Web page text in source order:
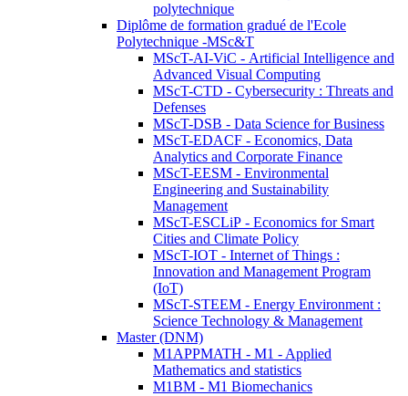
polytechnique
Diplôme de formation gradué de l'Ecole
Polytechnique -MSc&T
MScT-AI-ViC - Artificial Intelligence and
Advanced Visual Computing
MScT-CTD - Cybersecurity : Threats and
Defenses
MScT-DSB - Data Science for Business
MScT-EDACF - Economics, Data
Analytics and Corporate Finance
MScT-EESM - Environmental
Engineering and Sustainability
Management
MScT-ESCLiP - Economics for Smart
Cities and Climate Policy
MScT-IOT - Internet of Things :
Innovation and Management Program
(IoT)
MScT-STEEM - Energy Environment :
Science Technology & Management
Master (DNM)
M1APPMATH - M1 - Applied
Mathematics and statistics
M1BM - M1 Biomechanics